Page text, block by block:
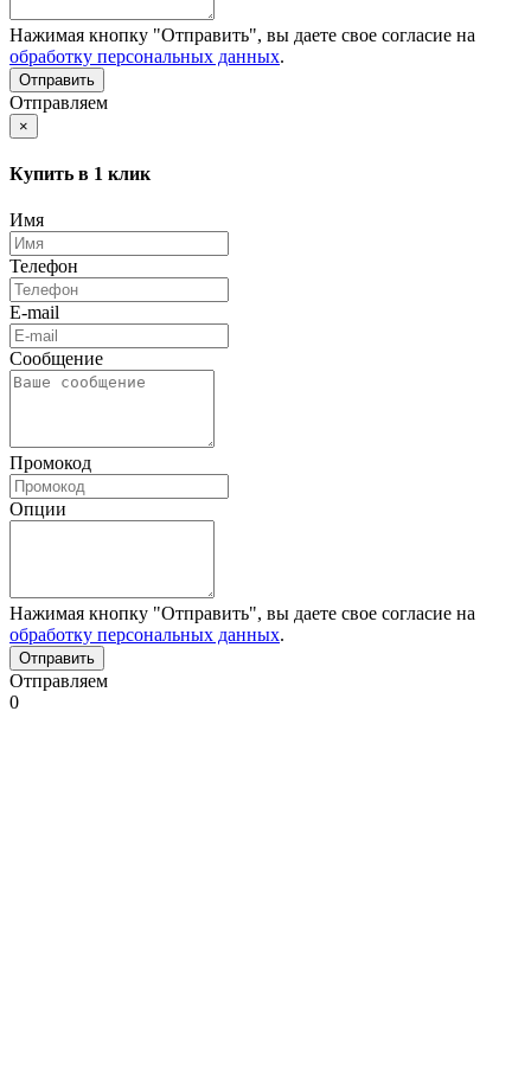
Нажимая кнопку "Отправить", вы даете свое согласие на
обработку персональных данных.
Отправляем
×
Купить в 1 клик
Имя
Телефон
E-mail
Сообщение
Промокод
Опции
Нажимая кнопку "Отправить", вы даете свое согласие на
обработку персональных данных.
Отправляем
0